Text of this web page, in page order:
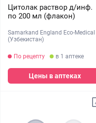
Цитолак раствор д/инф.
по 200 мл (флакон)
Samarkand England Eco-Medical
(Узбекистан)
По рецепту в 1 аптеке
Цены в аптеках